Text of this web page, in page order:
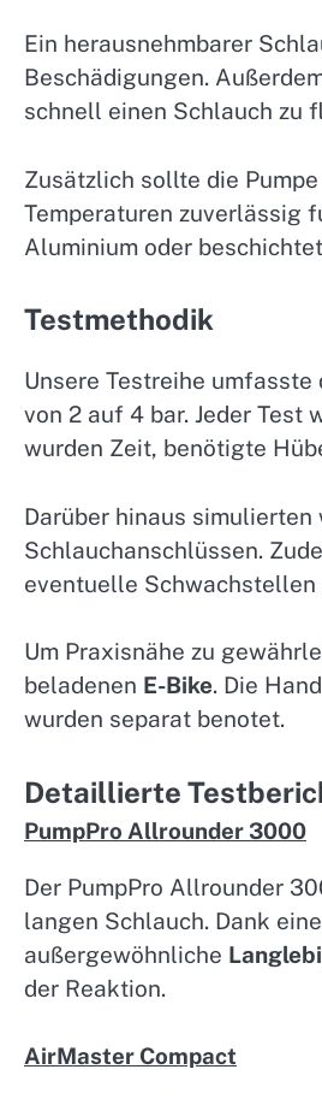
Ein herausnehmbarer
Beschädigungen.
schnell einen Schlauch zu
Zusätzlich sollte die
Temperaturen zuverlässig
Aluminium oder
Testmethodik
Unsere Testreihe
von 2 auf 4 bar. Jeder Test
wurden Zeit, benötigte
Darüber hinaus
Schlauchanschlüssen.
eventuelle Schwachstellen
Um Praxisnähe zu
beladenen E-Bike. Die
wurden separat benotet.
Detaillierte
PumpPro Allrounder 3000
Der PumpPro Allrounder
langen Schlauch. Dank
außergewöhnliche
der Reaktion.
AirMaster Compact